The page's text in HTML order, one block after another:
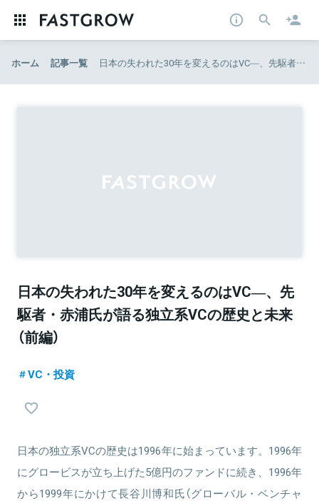
ホーム 記事一覧 日本の失われた30年を変えるのはVC―、先駆者・赤浦氏が語る独立系VCの歴史と未来（前編）
日本の失われた30年を変えるのはVC―、先
駆者・赤浦氏が語る独立系VCの歴史と未来
（前編）
VC・投資
日本の独立系VCの歴史は1996年に始まっています。1996年
にグロービスが立ち上げた5億円のファンドに続き、1996年
から1999年にかけて長谷川博和氏（グローバル・ベンチャ